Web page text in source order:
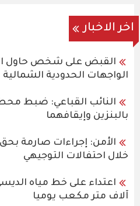
اخر الاخبار
القبض على شخص حاول
الواجهات الحدودية الشمالية
النائب القباعي: ضبط
بالبنزين وإيقافهما
الأمن: إجراءات صارمة
خلال احتفالات التوجيهي
آلاف متر مكعب يوميا